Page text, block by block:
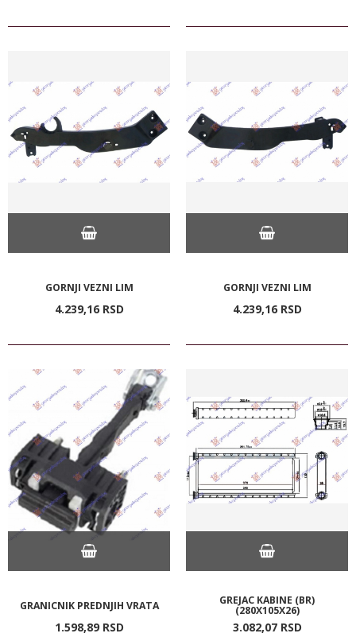
GORNJI VEZNI LIM
4.239,16 RSD
GORNJI VEZNI LIM
4.239,16 RSD
GRANICNIK PREDNJIH VRATA
1.598,89 RSD
GREJAC KABINE (BR)
(280X105X26)
3.082,07 RSD